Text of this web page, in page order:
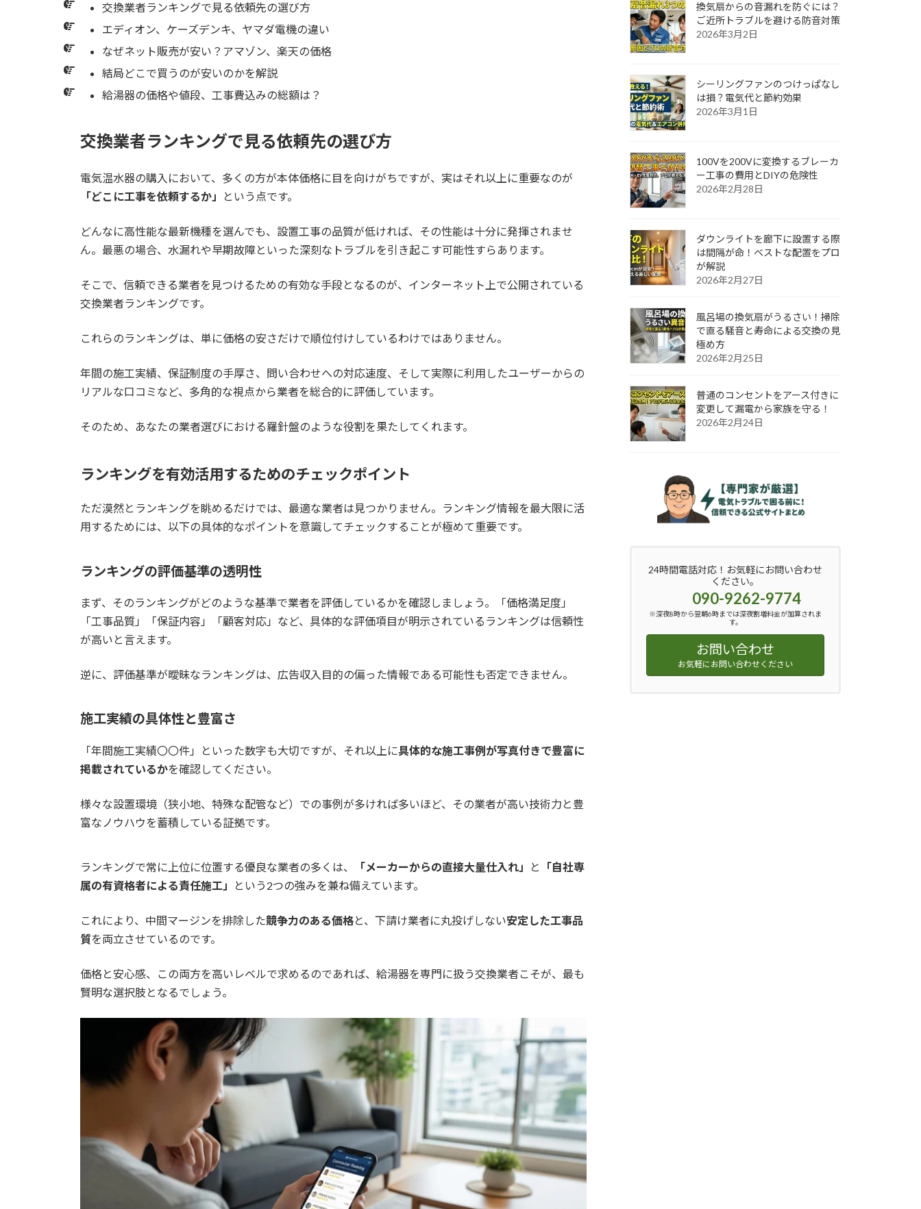
1.2. エディオン・ケーズデンキ・ヤマダ電機の違い
1.2.1.【重要】家電量販店に共通する最大の注意点
1.3. なぜネット販売が安い？アマゾンや楽天の価格
1.4.結局どこで買うのが安いのかを解説
1.4.1.トータルコストと安心感で選ぶなら「給湯器専門業者」が最有力
1.5.1.メーカー公表価格の例：370Lクラス
1.6.実売総額の目安（本体＋標準工事）
2. 失敗しない！電気温水器をどこで買うかの判断基準
2.1.買い替え・交換で使える補助金とは？
2.2.1.1. 寿命のサインを見逃さない「計画的な買い替え」
2.2.2.見逃してはいけない電気温水器の寿命サイン
2.2.3.2. 業者の繁忙期を避ける「戦略的なタイミング」
2.3.マンションか戸建てかでどこで頼めばいい？
2.3.1.マンションの場合の注意点と依頼先の選び方
2.4.パナソニックと三菱の製品比較
2.4.1.省エネと先進機能の「パナソニック（Panasonic）」
2.5. 電気温水器とエコキュートはどっちがいい？
2.5.1. 仕組みとコストの徹底比較
2.5.2.【結論】長期的な経済性で選ぶなら「エコキュート」一択
2.6. 結論！電気温水器はどこで買うのがベストか
交換業者ランキングで見る依頼先の選び方
エディオン、ケーズデンキ、ヤマダ電機の違い
なぜネット販売が安い？アマゾン、楽天の価格
結局どこで買うのが安いのかを解説
給湯器の価格や値段、工事費込みの総額は？
交換業者ランキングで見る依頼先の選び方
電気温水器の購入において、多くの方が本体価格に目を向けがちですが、実はそれ以上に重要なのが
「どこに工事を依頼するか」
という点です。
どんなに高性能な最新機種を選んでも、設置工事の品質が低ければ、その性能は十分に発揮されませ
ん。最悪の場合、水漏れや早期故障といった深刻なトラブルを引き起こす可能性すらあります。
そこで、信頼できる業者を見つけるための有効な手段となるのが、インターネット上で公開されている
交換業者ランキングです。
これらのランキングは、単に価格の安さだけで順位付けしているわけではありません。
年間の施工実績、保証制度の手厚さ、問い合わせへの対応速度、そして実際に利用したユーザーからの
リアルな口コミなど、多角的な視点から業者を総合的に評価しています。
そのため、あなたの業者選びにおける羅針盤のような役割を果たしてくれます。
ランキングを有効活用するためのチェックポイント
ただ漠然とランキングを眺めるだけでは、最適な業者は見つかりません。ランキング情報を最大限に活
用するためには、以下の具体的なポイントを意識してチェックすることが極めて重要です。
ランキングの評価基準の透明性
まず、そのランキングがどのような基準で業者を評価しているかを確認しましょう。「価格満足度」
「工事品質」「保証内容」「顧客対応」など、具体的な評価項目が明示されているランキングは信頼性
が高いと言えます。
逆に、評価基準が曖昧なランキングは、広告収入目的の偏った情報である可能性も否定できません。
施工実績の具体性と豊富さ
「年間施工実績〇〇件」といった数字も大切ですが、それ以上に具体的な施工事例が写真付きで豊富に
掲載されているかを確認してください。
様々な設置環境（狭小地、特殊な配管など）での事例が多ければ多いほど、その業者が高い技術力と豊
富なノウハウを蓄積している証拠です。
ランキングで常に上位に位置する優良な業者の多くは、 「メーカーからの直接大量仕入れ」 と
「自社専
属の有資格者による責任施工」
という2つの強みを兼ね備えています。
これにより、中間マージンを排除した競争力のある価格と、下請け業者に丸投げしない安定した工事品
質を両立させているのです。
価格と安心感、この両方を高いレベルで求めるのであれば、給湯器を専門に扱う交換業者こそが、最も
賢明な選択肢となるでしょう。
換気扇からの音漏れを防ぐには？
ご近所トラブルを避ける防音対策
2026年3月2日
シーリングファンのつけっぱなし
は損？電気代と節約効果
2026年3月1日
100Vを200Vに変換するブレーカ
ー工事の費用とDIYの危険性
2026年2月28日
ダウンライトを廊下に設置する際
は間隔が命！ベストな配置をプロ
が解説
2026年2月27日
風呂場の換気扇がうるさい！掃除
で直る騒音と寿命による交換の見
極め方
2026年2月25日
普通のコンセントをアース付きに
変更して漏電から家族を守る！
2026年2月24日
24時間電話対応！お気軽にお問い合わせ
ください。
090-9262-9774
※深夜8時から翌朝6時までは深夜割増料金が加算されま
す。
お問い合わせ
お気軽にお問い合わせください